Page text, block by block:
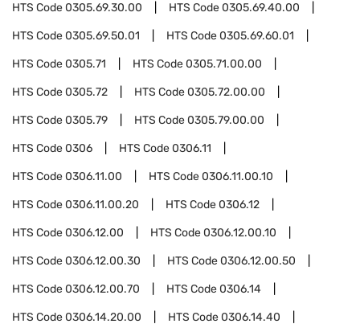
HTS Code0305.69.30.00 HTS Code0305.69.40.00
HTS Code0305.69.50.01 HTS Code0305.69.60.01
HTS Code0305.71 HTS Code0305.71.00.00
HTS Code0305.72 HTS Code0305.72.00.00
HTS Code0305.79 HTS Code0305.79.00.00
HTS Code0306 HTS Code0306.11
HTS Code0306.11.00 HTS Code0306.11.00.10
HTS Code0306.11.00.20 HTS Code0306.12
HTS Code0306.12.00 HTS Code0306.12.00.10
HTS Code0306.12.00.30 HTS Code0306.12.00.50
HTS Code0306.12.00.70 HTS Code0306.14
HTS Code0306.14.20.00 HTS Code0306.14.40